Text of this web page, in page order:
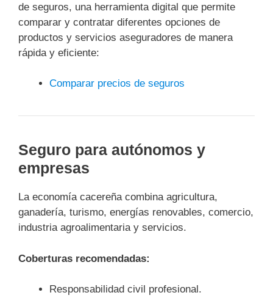
de seguros, una herramienta digital que permite
comparar y contratar diferentes opciones de
productos y servicios aseguradores de manera
rápida y eficiente:
Comparar precios de seguros
Seguro para autónomos y
empresas
La economía cacereña combina agricultura,
ganadería, turismo, energías renovables, comercio,
industria agroalimentaria y servicios.
Coberturas recomendadas:
Responsabilidad civil profesional.